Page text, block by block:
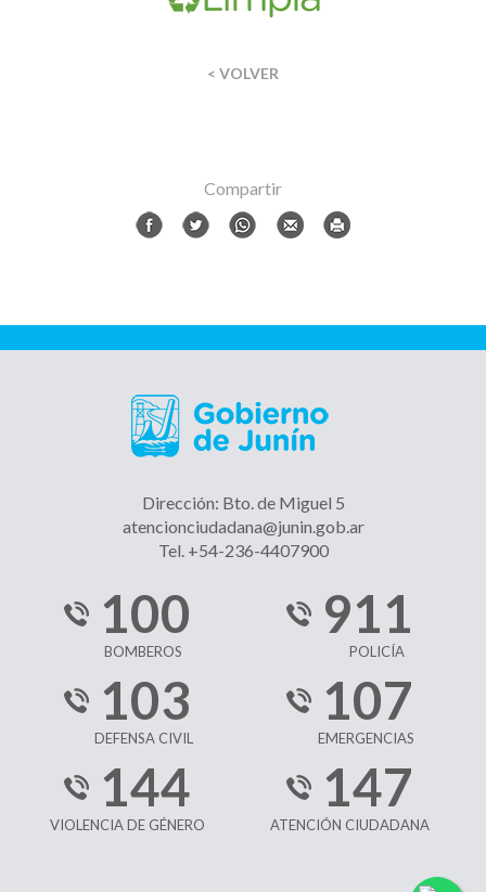
< VOLVER
Compartir
Dirección: Bto. de Miguel 5
atencionciudadana@junin.gob.ar
Tel. +54-236-4407900
100
BOMBEROS
911
POLICÍA
103
DEFENSA CIVIL
107
EMERGENCIAS
144
VIOLENCIA DE GÉNERO
147
ATENCIÓN CIUDADANA